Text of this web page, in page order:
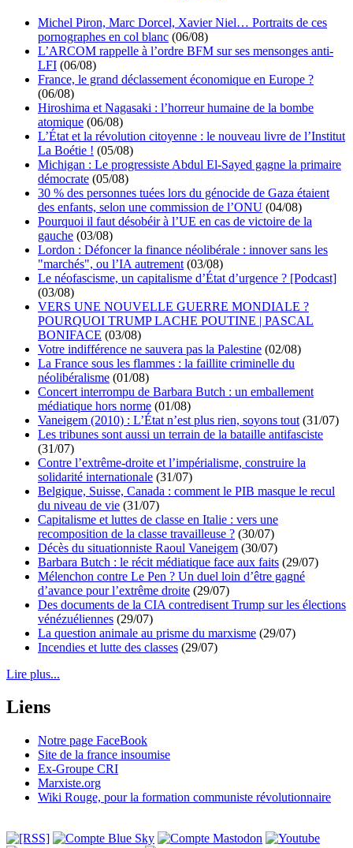
Michel Piron, Marc Dorcel, Xavier Niel… Portraits de ces
pornographes en col blanc (06/08)
L’ARCOM rappelle à l’ordre BFM sur ses mensonges anti-
LFI (06/08)
France, le grand déclassement économique en Europe ?
(06/08)
Hiroshima et Nagasaki : l’horreur humaine de la bombe
atomique (06/08)
L’État et la révolution citoyenne : le nouveau livre de l’Institut
La Boétie ! (05/08)
Michigan : Le progressiste Abdul El-Sayed gagne la primaire
démocrate (05/08)
30 % des personnes tuées lors du génocide de Gaza étaient
des enfants, selon une commission de l’ONU (04/08)
Pourquoi il faut désobéir à l’UE en cas de victoire de la
gauche (03/08)
Lordon : Défoncer la finance néolibérale : innover sans les
"marchés", ou l’IA autrement (03/08)
Le néofascisme, un capitalisme d’État d’urgence ? [Podcast]
(03/08)
VERS UNE NOUVELLE GUERRE MONDIALE ?
POURQUOI TRUMP LACHE POUTINE | PASCAL
BONIFACE (03/08)
Votre indifférence ne sauvera pas la Palestine (02/08)
La France sous les flammes : la faillite criminelle du
néolibéralisme (01/08)
Concert interrompu de Barbara Butch : un emballement
médiatique hors norme (01/08)
Vaneigem (2010) : L’État n’est plus rien, soyons tout (31/07)
Les tribunes sont aussi un terrain de la bataille antifasciste
(31/07)
Contre l’extrême-droite et l’impérialisme, construire la
solidarité internationale (31/07)
Belgique, Suisse, Canada : comment le PIB masque le recul
du niveau de vie (31/07)
Capitalisme et luttes de classe en Italie : vers une
recomposition de la classe travailleuse ? (30/07)
Décès du situationniste Raoul Vaneigem (30/07)
Barbara Butch : le récit médiatique face aux faits (29/07)
Mélenchon contre Le Pen ? Un duel loin d’être gagné
d’avance pour l’extrême droite (29/07)
Des documents de la CIA contredisent Trump sur les élections
vénézuéliennes (29/07)
La question animale au prisme du marxisme (29/07)
Incendies et lutte des classes (29/07)
Lire plus...
Liens
Notre page FaceBook
Site de la france insoumise
Ex-Groupe CRI
Marxiste.org
Wiki Rouge, pour la formation communiste révolutionnaire